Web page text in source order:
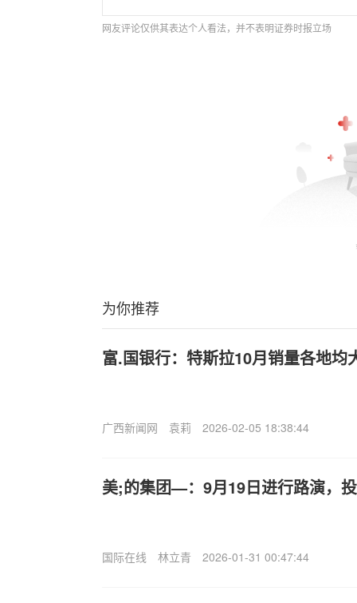
网友评论仅供其表达个人看法，并不表明证券时报立场
为你推荐
富.国银行：特斯拉10月销量各地均
广西新闻网 袁莉 2026-02-05 18:38:44
美;的集团—：9月19日进行路演，
国际在线 林立青 2026-01-31 00:47:44